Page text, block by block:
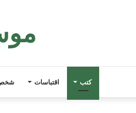
كتب اقتباسات